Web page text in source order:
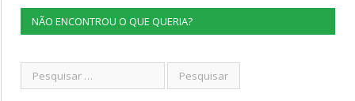
NÃO ENCONTROU O QUE QUERIA?